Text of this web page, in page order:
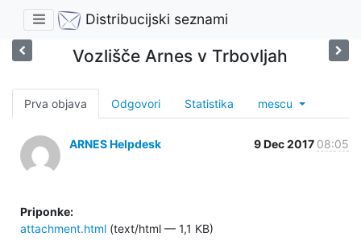
Distribucijski seznami
Vozlišče Arnes v Trbovljah
Prva objava Odgovori Statistika mescu
ARNES Helpdesk 9 Dec 2017 08:05
Priponke:
attachment.html (text/html — 1,1 KB)